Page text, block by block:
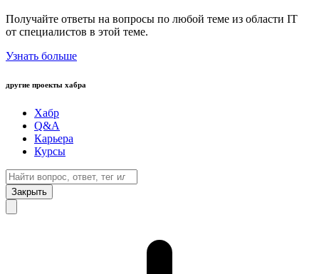
Получайте ответы на вопросы по любой теме из области IT
от специалистов в этой теме.
Узнать больше
другие проекты хабра
Хабр
Q&A
Карьера
Курсы
Закрыть